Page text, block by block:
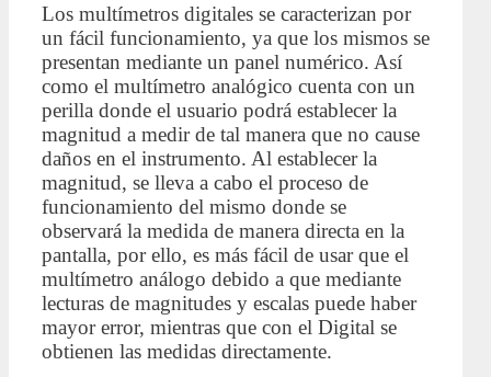
Los multímetros digitales se caracterizan por
un fácil funcionamiento, ya que los mismos se
presentan mediante un panel numérico. Así
como el multímetro analógico cuenta con un
perilla donde el usuario podrá establecer la
magnitud a medir de tal manera que no cause
daños en el instrumento. Al establecer la
magnitud, se lleva a cabo el proceso de
funcionamiento del mismo donde se
observará la medida de manera directa en la
pantalla, por ello, es más fácil de usar que el
multímetro análogo debido a que mediante
lecturas de magnitudes y escalas puede haber
mayor error, mientras que con el Digital se
obtienen las medidas directamente.